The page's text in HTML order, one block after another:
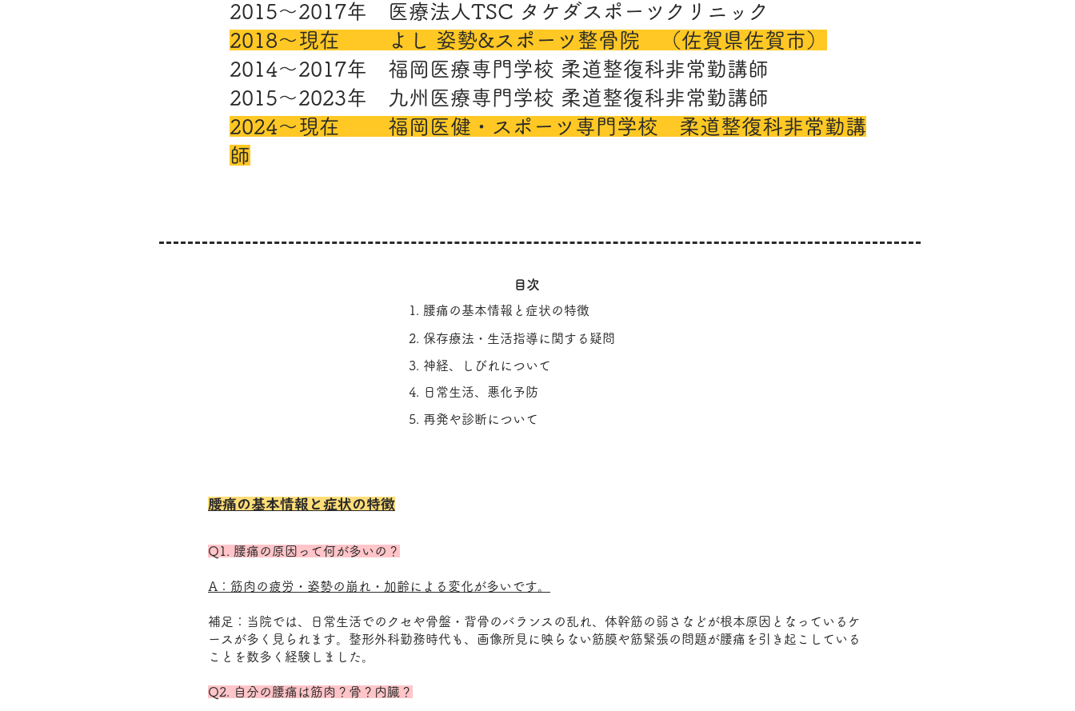
2015～2017年 医療法人TSC タケダスポーツクリニック
2018～現在 よし 姿勢&スポーツ整骨院 （佐賀県佐賀市）
2014～2017年 福岡医療専門学校 柔道整復科非常勤講師
2015～2023年 九州医療専門学校 柔道整復科非常勤講師
2024～現在 福岡医健・スポーツ専門学校 柔道整復科非常勤講
師
1. 腰痛の基本情報と症状の特徴
2. 保存療法・生活指導に関する疑問
3. 神経、しびれについて
4. 日常生活、悪化予防
5. 再発や診断について
​目次
腰痛の基本情報と症状の特徴
Q1. 腰痛の原因って何が多いの？
A：筋肉の疲労・姿勢の崩れ・加齢による変化が多いです。
補足：当院では、日常生活でのクセや骨盤・背骨のバランスの乱れ、体幹筋の弱さなどが根本原因となっているケ
ースが多く見られます。整形外科勤務時代も、画像所見に映らない筋膜や筋緊張の問題が腰痛を引き起こしている
ことを数多く経験しました。
Q2. 自分の腰痛は筋肉？骨？内臓？